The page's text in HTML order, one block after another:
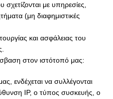
με υπηρεσίες,
(μη διαφημιστικές
και ασφάλειας του
στον ιστότοπό μας:
ενδέχεται να συλλέγονται
IP, ο τύπος συσκευής, ο